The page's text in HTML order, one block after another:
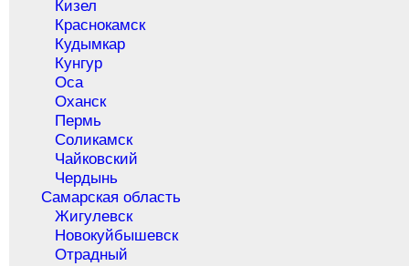
Кизел
Краснокамск
Кудымкар
Кунгур
Оса
Оханск
Пермь
Соликамск
Чайковский
Чердынь
Самарская область
Жигулевск
Новокуйбышевск
Отрадный